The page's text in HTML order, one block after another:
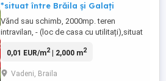
*situat între Brăila și Galați
Vănd sau schimb, 2000mp. teren
intravilan, - (loc de casa cu utilitați),situat
dezvoltare în com.Vădeni. Acces facil si
rutiere, ditanțat la 11,km pănă la Lidl Vidin
0,01 EUR/m2| 2,000 m2
Vadeni, Braila